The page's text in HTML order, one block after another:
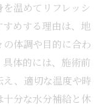
験の秘訣
ースと対応策
ぎ蒸し注意点ま
よもぎ蒸しの選
温めてリフレッシ
めする理由は、地
体調や目的に合わ
体的には、施術前
、適切な温度や時
分な水分補給と休